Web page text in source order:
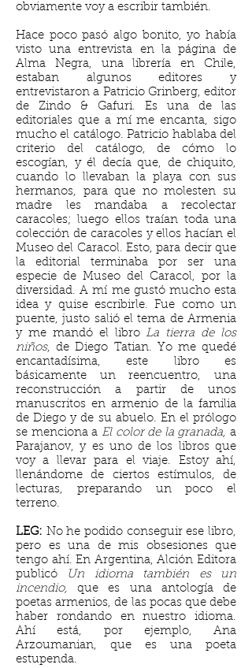
obviamente voy a escribir también.
Hace poco pasó algo bonito, yo había
visto una entrevista en la página de
Alma Negra, una librería en Chile,
estaban algunos editores y
entrevistaron a Patricio Grinberg, editor
de Zindo & Gafuri. Es una de las
editoriales que a mí me encanta, sigo
mucho el catálogo. Patricio hablaba del
criterio del catálogo, de cómo lo
escogían, y él decía que, de chiquito,
cuando lo llevaban la playa con sus
hermanos, para que no molesten su
madre les mandaba a recolectar
caracoles; luego ellos traían toda una
colección de caracoles y ellos hacían el
Museo del Caracol. Esto, para decir que
la editorial terminaba por ser una
especie de Museo del Caracol, por la
diversidad. A mí me gustó mucho esta
idea y quise escribirle. Fue como un
puente, justo salió el tema de Armenia
y me mandó el libro La tierra de los
niños, de Diego Tatian. Yo me quedé
encantadísima, este libro es
básicamente un reencuentro, una
reconstrucción a partir de unos
manuscritos en armenio de la familia
de Diego y de su abuelo. En el prólogo
se menciona a El color de la granada, a
Parajanov, y es uno de los libros que
voy a llevar para el viaje. Estoy ahí,
llenándome de ciertos estímulos, de
lecturas, preparando un poco el
terreno.
LEG: No he podido conseguir ese libro,
pero es una de mis obsesiones que
tengo ahí. En Argentina, Alción Editora
publicó
Un idioma también es un
incendio,que es una antología de
poetas armenios, de las pocas que debe
haber rondando en nuestro idioma.
Ahí está, por ejemplo, Ana
Arzoumanian, que es una poeta
estupenda.